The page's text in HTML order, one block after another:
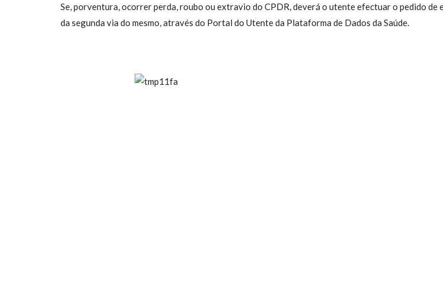
Se, porventura, ocorrer perda, roubo ou extravio do CPDR, deverá o utente efectuar o pedido de
da segunda via do mesmo, através do Portal do Utente da Plataforma de Dados da Saúde.